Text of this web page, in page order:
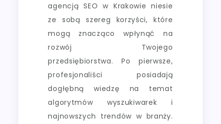
agencją SEO w Krakowie niesie
ze sobą szereg korzyści, które
mogą znacząco wpłynąć na
rozwój Twojego
przedsiębiorstwa. Po pierwsze,
profesjonaliści posiadają
dogłębną wiedzę na temat
algorytmów wyszukiwarek i
najnowszych trendów w branży.